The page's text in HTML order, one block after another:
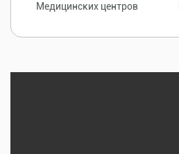
Медицинских центров